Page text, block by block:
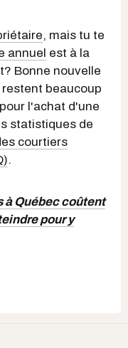
, mais tu te
annuel est à la
Bonne nouvelle
beaucoup
l'achat d'une
statistiques de
courtiers
.
à Québec coûtent
pour y